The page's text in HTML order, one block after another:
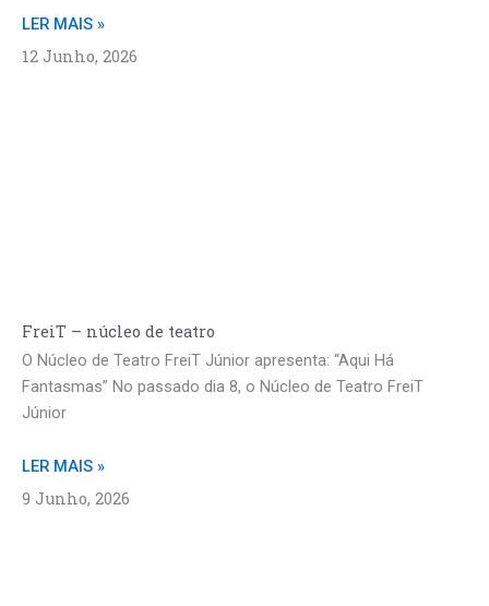
LER MAIS »
12 Junho, 2026
FreiT – núcleo de teatro
O Núcleo de Teatro FreiT Júnior apresenta: “Aqui Há
Fantasmas” No passado dia 8, o Núcleo de Teatro FreiT
Júnior
LER MAIS »
9 Junho, 2026